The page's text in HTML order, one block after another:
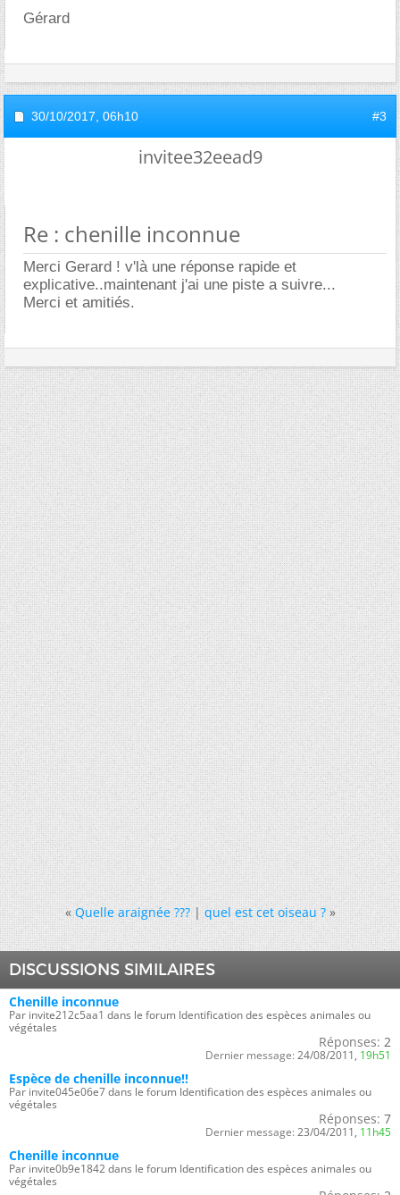
Gérard
30/10/2017, 06h10 #3
invitee32eead9
Re : chenille inconnue
Merci Gerard ! v'là une réponse rapide et
explicative..maintenant j'ai une piste a suivre...
Merci et amitiés.
« Quelle araignée ???|quel est cet oiseau ? »
DISCUSSIONS SIMILAIRES
Chenille inconnue
Par invite212c5aa1 dans le forum Identification des espèces animales ou
végétales
Réponses: 2
Dernier message: 24/08/2011, 19h51
Espèce de chenille inconnue!!
Par invite045e06e7 dans le forum Identification des espèces animales ou
végétales
Réponses: 7
Dernier message: 23/04/2011, 11h45
Chenille inconnue
Par invite0b9e1842 dans le forum Identification des espèces animales ou
végétales